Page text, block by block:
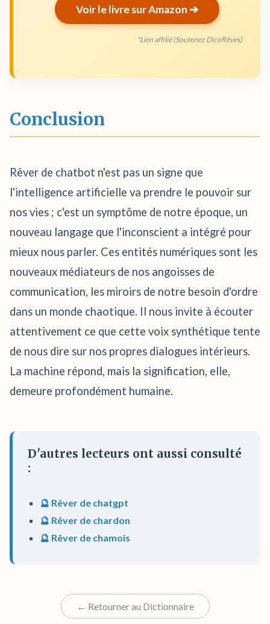
Voir le livre sur Amazon ➔
*Lien affilié (Soutenez DicoRêves)
Conclusion
Rêver de chatbot n'est pas un signe que
l'intelligence artificielle va prendre le pouvoir sur
nos vies ; c'est un symptôme de notre époque, un
nouveau langage que l'inconscient a intégré pour
mieux nous parler. Ces entités numériques sont les
nouveaux médiateurs de nos angoisses de
communication, les miroirs de notre besoin d'ordre
dans un monde chaotique. Il nous invite à écouter
attentivement ce que cette voix synthétique tente
de nous dire sur nos propres dialogues intérieurs.
La machine répond, mais la signification, elle,
demeure profondément humaine.
D'autres lecteurs ont aussi consulté
:
🔮 Rêver de chatgpt
🔮 Rêver de chardon
🔮 Rêver de chamois
← Retourner au Dictionnaire